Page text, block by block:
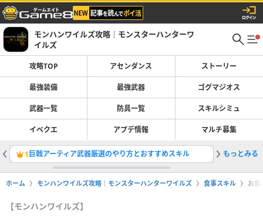
モンハンワイルズ攻略｜モンスターハンターワ
イルズ
攻略TOP アセンダンス ストーリー
最強装備 最強武器 ゴグマジオス
武器一覧 防具一覧 スキルシミュ
イベクエ アプデ情報 マルチ募集
1巨戟アーティア武器厳選のやり方とおすすめスキル 2採取装
もっとみる
ホーム モンハンワイルズ攻略｜モンスターハンターワイルズ 食事スキル お食
【モンハンワイルズ】